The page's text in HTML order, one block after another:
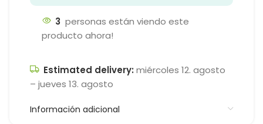
3 personas están viendo este
producto ahora!
Estimated delivery: miércoles 12. agosto
– jueves 13. agosto
Información adicional